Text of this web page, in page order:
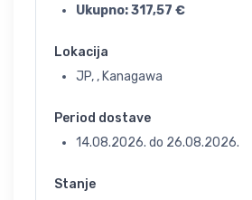
Ukupno:317,57 €
Lokacija
JP, , Kanagawa
Period dostave
14.08.2026. do 26.08.2026.
Stanje